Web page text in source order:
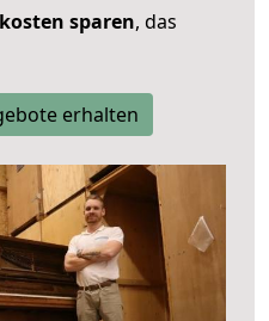
sparen, das
erhalten